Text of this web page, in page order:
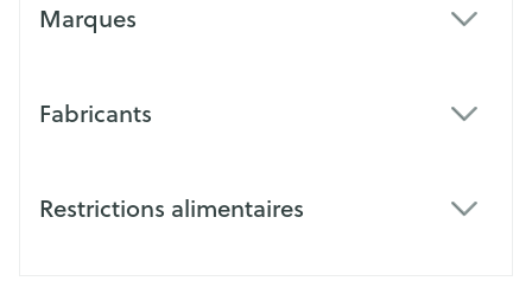
Marques
Fabricants
Restrictions alimentaires